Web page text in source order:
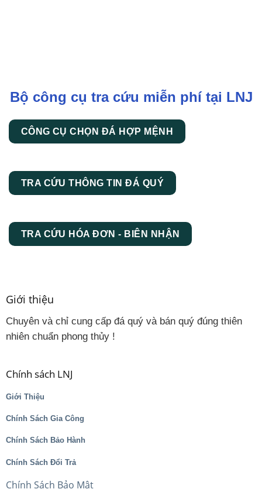
Bộ công cụ tra cứu miễn phí tại LNJ
CÔNG CỤ CHỌN ĐÁ HỢP MỆNH
TRA CỨU THÔNG TIN ĐÁ QUÝ
TRA CỨU HÓA ĐƠN - BIÊN NHẬN
Giới thiệu
Chuyên và chỉ cung cấp đá quý và bán quý đúng thiên
nhiên chuẩn phong thủy !
Chính sách LNJ
Giới Thiệu
Chính Sách Gia Công
Chính Sách Bảo Hành
Chính Sách Đổi Trả
Chính Sách Bảo Mật